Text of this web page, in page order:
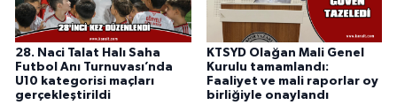
28. Naci Talat Halı Saha
Futbol Anı Turnuvası’nda
U10 kategorisi maçları
gerçekleştirildi
KTSYD Olağan Mali Genel
Kurulu tamamlandı:
Faaliyet ve mali raporlar oy
birliğiyle onaylandı